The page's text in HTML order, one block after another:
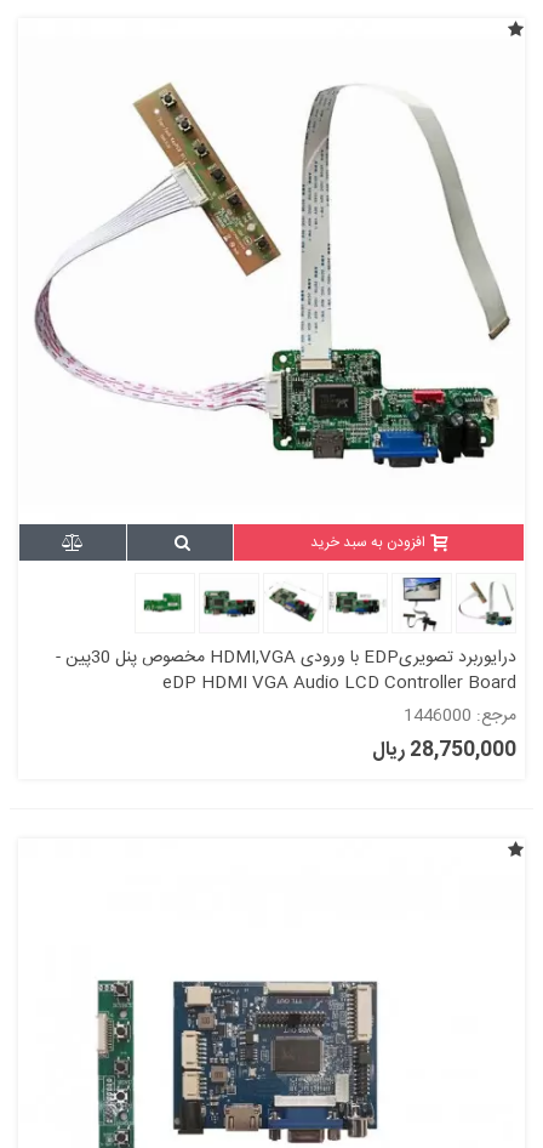
افزودن به سبد خرید
درایوربرد تصویریEDP با ورودی HDMI,VGA مخصوص پنل 30پین -
eDP HDMI VGA Audio LCD Controller Board
مرجع: 1446000
28,750,000 ریال